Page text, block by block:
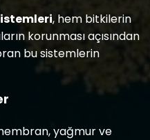
, hem bitkilerin
korunması açısından
bu sistemlerin
yağmur ve